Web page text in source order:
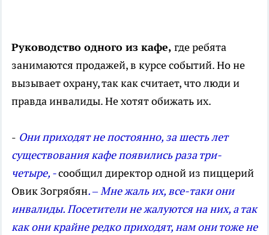
Руководство одного из кафе, где ребята
занимаются продажей, в курсе событий. Но не
вызывает охрану, так как считает, что люди и
правда инвалиды. Не хотят обижать их.
- Они приходят не постоянно, за шесть лет
существования кафе появились раза три-
четыре, -сообщил директор одной из пиццерий
Овик Зогрябян. – Мне жаль их, все-таки они
инвалиды. Посетители не жалуются на них, а так
как они крайне редко приходят, нам они тоже не